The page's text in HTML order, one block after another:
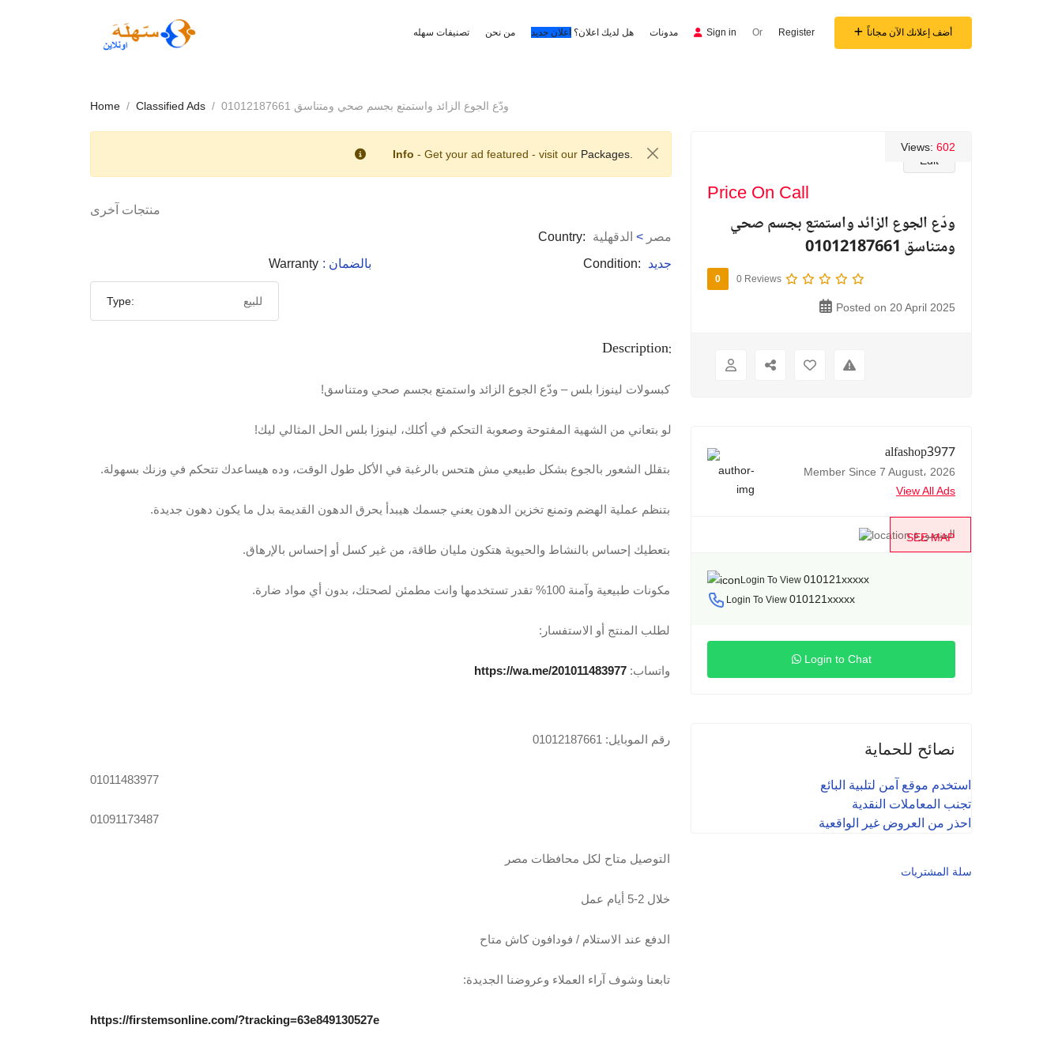
تصنيفات سهله من نحن هل لديك اعلان؟ اعلان جديد مدونات Sign in Or Register أضف إعلانك الآن مجاناً
Home Classified Ads ودّع الجوع الزائد واستمتع بجسم صحي ومتناسق 01012187661
Info - Get your ad featured - visit our Packages.
منتجات آخرى
Country:
مصر > الدقهلية
Warranty
: بالضمان Condition: جديد
Type: للبيع
Description:
كبسولات لينوزا بلس – ودّع الجوع الزائد واستمتع بجسم صحي ومتناسق!
لو بتعاني من الشهية المفتوحة وصعوبة التحكم في أكلك، لينوزا بلس الحل المثالي ليك!
بتقلل الشعور بالجوع بشكل طبيعي مش هتحس بالرغبة في الأكل طول الوقت، وده هيساعدك تتحكم في وزنك بسهولة.
بتنظم عملية الهضم وتمنع تخزين الدهون يعني جسمك هيبدأ يحرق الدهون القديمة بدل ما يكون دهون جديدة.
بتعطيك إحساس بالنشاط والحيوية هتكون مليان طاقة، من غير كسل أو إحساس بالإرهاق.
مكونات طبيعية وآمنة 100% تقدر تستخدمها وانت مطمئن لصحتك، بدون أي مواد ضارة.
لطلب المنتج أو الاستفسار:
واتساب: https://wa.me/201011483977
رقم الموبايل: 01012187661
01011483977
01091173487
التوصيل متاح لكل محافظات مصر
خلال 2-5 أيام عمل
الدفع عند الاستلام / فودافون كاش متاح
تابعنا وشوف آراء العملاء وعروضنا الجديدة:
https://firstemsonline.com/?tracking=63e849130527e
Edit
Views: 602
Price On Call
ودّع الجوع الزائد واستمتع بجسم صحي
ومتناسق 01012187661
0 0 Reviews
Posted on 20 April 2025
alfashop3977
Member Since 7 August، 2026
View All Ads
SEE MAP
المنصورة
Login To View 010121xxxxx
Login To View 010121xxxxx
Login to Chat
نصائح للحماية
استخدم موقع آمن لتلبية البائع
تجنب المعاملات النقدية
احذر من العروض غير الواقعية
سلة المشتريات